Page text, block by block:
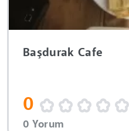
Başdurak Cafe
0
0 Yorum